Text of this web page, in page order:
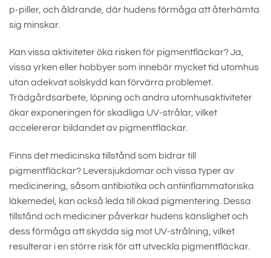
p-piller, och åldrande, där hudens förmåga att återhämta
sig minskar.
Kan vissa aktiviteter öka risken för pigmentfläckar? Ja,
vissa yrken eller hobbyer som innebär mycket tid utomhus
utan adekvat solskydd kan förvärra problemet.
Trädgårdsarbete, löpning och andra utomhusaktiviteter
ökar exponeringen för skadliga UV-strålar, vilket
accelererar bildandet av pigmentfläckar.
Finns det medicinska tillstånd som bidrar till
pigmentfläckar? Leversjukdomar och vissa typer av
medicinering, såsom antibiotika och antiinflammatoriska
läkemedel, kan också leda till ökad pigmentering. Dessa
tillstånd och mediciner påverkar hudens känslighet och
dess förmåga att skydda sig mot UV-strålning, vilket
resulterar i en större risk för att utveckla pigmentfläckar.